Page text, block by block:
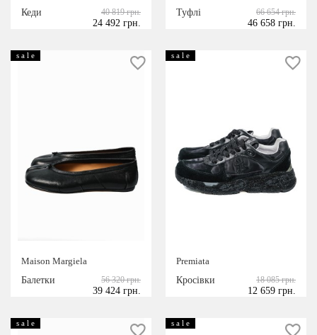
Кеди
40 819 грн.
24 492 грн.
Туфлі
66 654 грн.
46 658 грн.
s a l e
Maison Margiela
Балетки
56 320 грн.
39 424 грн.
s a l e
Premiata
Кросівки
18 085 грн.
12 659 грн.
s a l e s a l e